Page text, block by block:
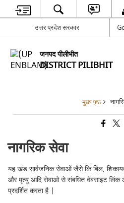
उत्तर प्रदेश सरकार
जनपद पीलीभीत
DISTRICT PILIBHIT
मुख्य पृष्ठ
नागरिक सेवा
यह खंड सार्वजनिक सेवाओं जैसे कि बिल,
और मृत्यु आदि सेवाओ से संबधित वेबसाइट लिंक
प्रदर्शित करता है |